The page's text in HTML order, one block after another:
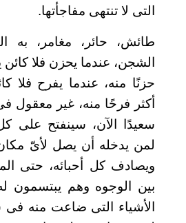
التى لا تنتهى مفاجأتها.
طائش، حائر، مغامر، به
الشجن، عندما يحزن فلا كائن
حزنًا منه، عندما يفرح فلا
أكثر فرحًا منه، غير معقول
سعيدًا الآن، سينفتح على
لمن يدخله أن يصل لأىّ مكان
ويصادف كل أحبائه، حتى
بين الوجوه وهم يبتسمون
الأشياء التى ضاعت منه فى